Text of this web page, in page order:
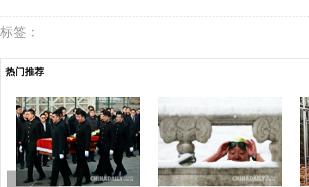
标签：
热门推荐